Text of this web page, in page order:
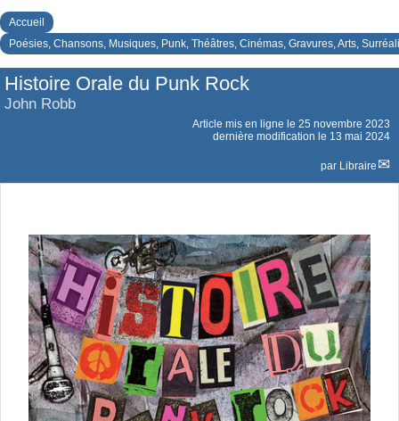
Accueil
Poésies, Chansons, Musiques, Punk, Théâtres, Cinémas, Gravures, Arts,
Histoire Orale du Punk Rock
John Robb
Article mis en ligne le 25 novembre 2023
dernière modification le 13 mai 2024
par Libraire